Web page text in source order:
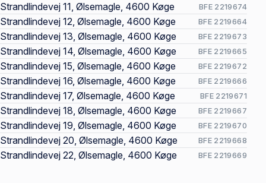
Strandlindevej 11, Ølsemagle, 4600 Køge BFE 2219674
Strandlindevej 12, Ølsemagle, 4600 Køge BFE 2219664
Strandlindevej 13, Ølsemagle, 4600 Køge BFE 2219673
Strandlindevej 14, Ølsemagle, 4600 Køge BFE 2219665
Strandlindevej 15, Ølsemagle, 4600 Køge BFE 2219672
Strandlindevej 16, Ølsemagle, 4600 Køge BFE 2219666
Strandlindevej 17, Ølsemagle, 4600 Køge BFE 2219671
Strandlindevej 18, Ølsemagle, 4600 Køge BFE 2219667
Strandlindevej 19, Ølsemagle, 4600 Køge BFE 2219670
Strandlindevej 20, Ølsemagle, 4600 Køge BFE 2219668
Strandlindevej 22, Ølsemagle, 4600 Køge BFE 2219669